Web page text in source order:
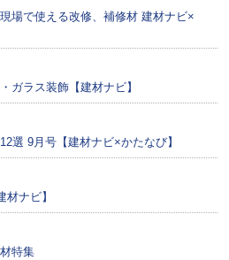
場で使える改修、補修材 建材ナビ×
ガラス装飾【建材ナビ】
選 9月号【建材ナビ×かたなび】
材ナビ】
特集